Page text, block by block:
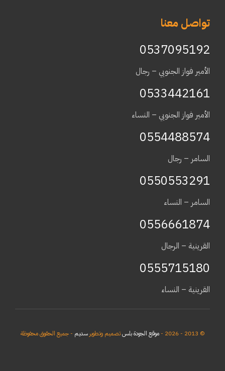
تواصل معنا
0537095192
الأمير فواز الجنوبي – رجال
0533442161
الأمير فواز الجنوبي – النساء
0554488574
السامر – رجال
0550553291
السامر – النساء
0556661874
القرينية – الرجال
0555715180
القرينية – النساء
© 2013 - 2026 - موقع الجودة بلستصميم وتطويرسديم - جميع الحقوق محفوظة